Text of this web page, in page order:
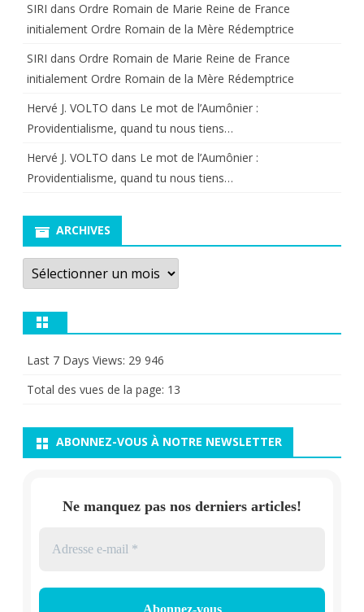
SIRI dans Ordre Romain de Marie Reine de France
initialement Ordre Romain de la Mère Rédemptrice
SIRI dans Ordre Romain de Marie Reine de France
initialement Ordre Romain de la Mère Rédemptrice
Hervé J. VOLTO dans Le mot de l’Aumônier :
Providentialisme, quand tu nous tiens…
Hervé J. VOLTO dans Le mot de l’Aumônier :
Providentialisme, quand tu nous tiens…
ARCHIVES
Archives
Last 7 Days Views: 29 946
Total des vues de la page: 13
ABONNEZ-VOUS À NOTRE NEWSLETTER
Ne manquez pas nos derniers articles!